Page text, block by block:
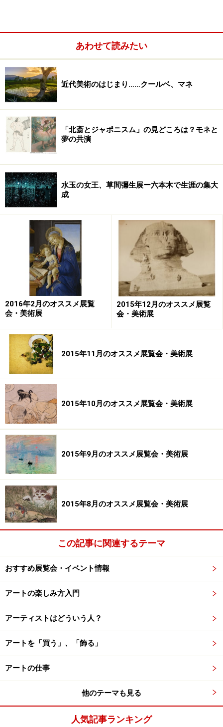
俵屋宗達、尾形光琳や乾山、酒井抱一ら目にも鮮やかで
1615年、書をはじめ多様な芸術に携わった本阿弥光悦が
徳川家康から京都・高峯の地を拝領し、親類縁者らを集
その歴史も独特で、本阿弥光悦、俵屋宗達が現れた約
100年後に尾形光琳、乾山が現れ、発展させ、またその
100年後に酒井抱一が先人たちの作風を引き継ぎ、取り
込んだというゆるやかなもの。師匠や決まり事がある流
派ではなく、それぞれが自由に発展させていった様式な
のです。
にあたる記念すべき年。さまざまな美術館で琳派にまつ
わる展覧会が開催されていますが、本場京都で開催され
るこちらの展覧会は最大規模。日本中から琳派の至宝が
京都へ集結します！
鶴下絵三十六歌仙和歌巻 本阿弥光悦筆・俵屋宗達下絵 京都
国立博物館 全期間展示
京都で生まれた琳派ですが、本格的な展覧会が京都で開
催されるのはこれが初めて。
なんといっても目玉は、俵屋宗達の描いた「風神雷神図
屏風」が一堂に会すること！ 宗達が描いた風神雷神は
現代に至るまで芸術家たちのあこがれの屏風。100年後
に尾形光琳が模写し、その100年後に、今度は光琳の風
神雷神図を酒井抱一が模写しています。この琳派のアン
神雷神図屏風の裏に描いた（現在は保存のために分離）
「夏秋草図屏風」も11月10日から会期最終日まで公開さ
国宝は5件、重要文化財36件のほか書や茶碗、蒔絵など
多彩なジャンルで、琳派をあますところなく楽しめる展
覧会。この機会をお見逃しなく！
あわせて読みたい
近代美術のはじまり……クールベ、マネ
「北斎とジャポニスム」の見どころは？モネと
夢の共演
水玉の女王、草間彌生展ー六本木で生涯の集大
成
2016年2月のオススメ展覧
会・美術展
2015年12月のオススメ展覧
会・美術展
2015年11月のオススメ展覧会・美術展
2015年10月のオススメ展覧会・美術展
2015年9月のオススメ展覧会・美術展
2015年8月のオススメ展覧会・美術展
この記事に関連するテーマ
おすすめ展覧会・イベント情報
アートの楽しみ方入門
アーティストはどういう人？
アートを「買う」、「飾る」
アートの仕事
他のテーマも見る
人気記事ランキング